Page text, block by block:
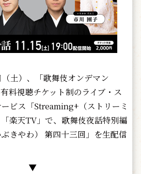
土）、「歌舞伎オンデマン
料視聴チケット制のライブ・ス
ビス「Streaming+（ストリーミ
楽天TV」で、歌舞伎夜話特別編
ぶきやわ） 第四十三回」を生配信
▼